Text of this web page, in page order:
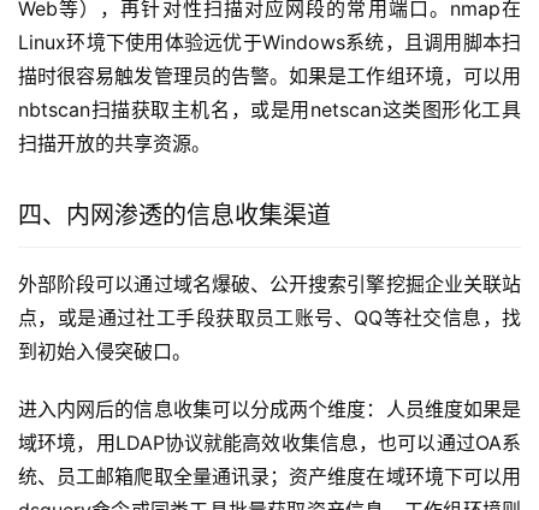
Web等），再针对性扫描对应网段的常用端口。nmap在
Linux环境下使用体验远优于Windows系统，且调用脚本扫
描时很容易触发管理员的告警。如果是工作组环境，可以用
nbtscan扫描获取主机名，或是用netscan这类图形化工具
扫描开放的共享资源。
四、内网渗透的信息收集渠道
外部阶段可以通过域名爆破、公开搜索引擎挖掘企业关联站
点，或是通过社工手段获取员工账号、QQ等社交信息，找
到初始入侵突破口。
进入内网后的信息收集可以分成两个维度：人员维度如果是
域环境，用LDAP协议就能高效收集信息，也可以通过OA系
统、员工邮箱爬取全量通讯录；资产维度在域环境下可以用